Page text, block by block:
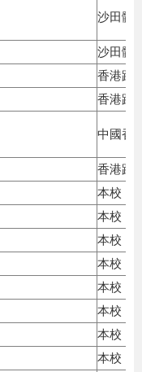
沙田體
沙田體
香港跆
香港跆
中國香
香港跆
本校
本校
本校
本校
本校
本校
本校
本校